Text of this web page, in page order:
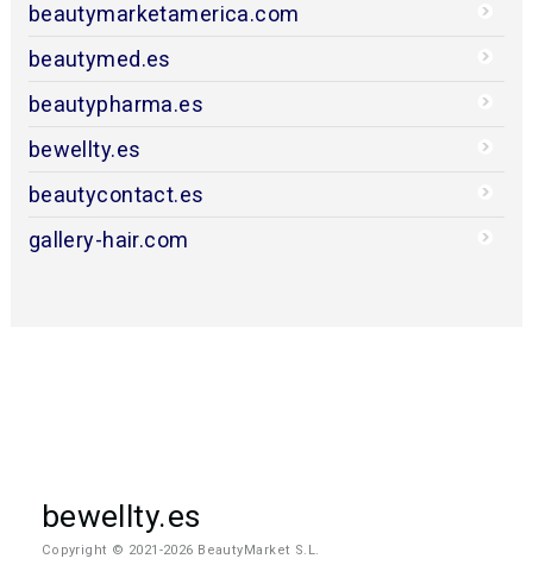
beautymarketamerica.com
beautymed.es
beautypharma.es
bewellty.es
beautycontact.es
gallery-hair.com
bewellty.es
Copyright © 2021-2026 BeautyMarket S.L.